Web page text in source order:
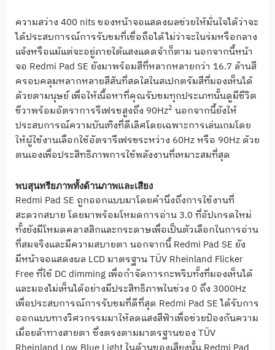
ความสว่าง 400 nitsของหน้าจอแสดงผลช่วยให้มั่นใจได้ว่าจะ
ได้ประสบการณ์การรับชมที่เชื่อถือได้ไม่ว่าจะในร่มหรือกลาง
แจ้งหรือแม้แต่จะอยู่ภายใต้แสงแดดจ้าก็ตาม นอกจากนี้หน้า
จอ Redmi Pad SE ยังมาพร้อมสีที่หลากหลายกว่า 16.7 ล้านสี
ครอบคลุมหลากหลายสีสันที่สดใสในสเปกตรัมสีที่มองเห็นได้
ด้วยตามนุษย์ เพื่อให้เนื้อหาที่คุณรับชมทุกประเภทนั้นดูมีชีวิต
ชีวาพร้อมอัตราการรีเฟรชสูงถึง 90Hz2 นอกจากนี้ยังให้
ประสบการณ์ความบันเทิงที่ดีเลิศโดยเฉพาะการเล่นเกมโดย
ให้ผู้ใช้งานเลือกใช้อัตรารีเฟรชระหว่าง 60Hzหรือ 90Hz ด้วย
ตนเองเพื่อประสิทธิภาพการใช้พลังงานที่เหมาะสมที่สุด
พบสุนทรียภาพทั้งด้านภาพและเสียง
Redmi Pad SE ถูกออกแบบมาโดยคำนึงถึงการใช้งานที่
สะดวกสบาย โดยมาพร้อมโหมดการอ่าน3.0 ที่อัปเกรดใหม่
ทั้งยังมีโหมดคลาสสิกและกระดาษเพื่อเป็นตัวเลือกในการอ่าน
ที่สมจริงและมีความสบายตา นอกจากนี้ Redmi Pad SE ยัง
มีหน้าจอแสดงผล LCDมาตรฐานTÜV Rheinland Flicker
Freeที่ใช้ DC dimming เพื่อกำจัดการกะพริบทั้งที่มองเห็นได้
และมองไม่เห็นได้อย่างมีประสิทธิภาพในช่วง 0 ถึง 3000Hz
เพื่อประสบการณ์การรับชมที่ดีที่สุด Redmi Pad SEได้รับการ
ออกแบบทางวิศวกรรมมาให้ลดแสงสีฟ้าเพื่อช่วยป้องกันความ
เมื่อยล้าทางสายตา ซึ่งตรงตามมาตรฐานของ TÜV